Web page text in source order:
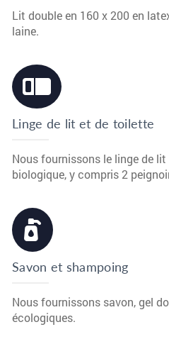
Lit double en 160 x 200 en
laine.
Linge de lit et de toilette
Nous fournissons le linge de
biologique, y compris 2
Savon et shampoing
Nous fournissons savon, gel
écologiques.